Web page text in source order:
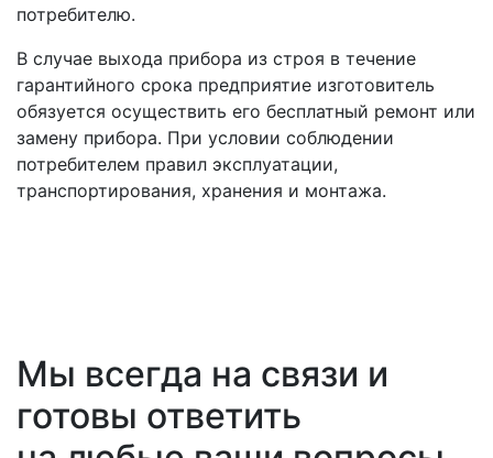
потребителю.
В случае выхода прибора из строя в течение
гарантийного срока предприятие изготовитель
обязуется осуществить его бесплатный ремонт или
замену прибора. При условии соблюдении
потребителем правил эксплуатации,
транспортирования, хранения и монтажа.
Мы всегда на связи и
готовы ответить